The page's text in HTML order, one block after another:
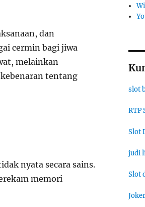
dan
cermin bagi jiwa
melainkan
tentang
nyata secara sains.
memori
slot
RTP
Slot
judi
Slot